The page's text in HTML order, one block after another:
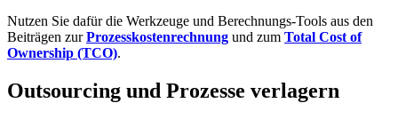
Nutzen Sie dafür die Werkzeuge und Berechnungs-Tools aus den
Beiträgen zurProzesskostenrechnung und zum Total Cost of
Ownership (TCO).
Outsourcing und Prozesse verlagern